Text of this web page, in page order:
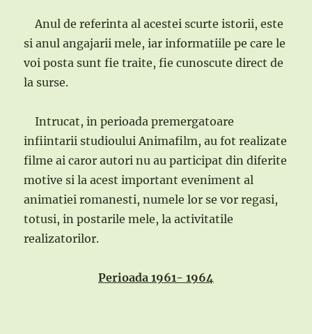
Anul de referinta al acestei scurte istorii, este
si anul angajarii mele, iar informatiile pe care le
voi posta sunt fie traite, fie cunoscute direct de
la surse.
Intrucat, in perioada premergatoare
infiintarii studioului Animafilm, au fot realizate
filme ai caror autori nu au participat din diferite
motive si la acest important eveniment al
animatiei romanesti, numele lor se vor regasi,
totusi, in postarile mele, la activitatile
realizatorilor.
Perioada 1961- 1964